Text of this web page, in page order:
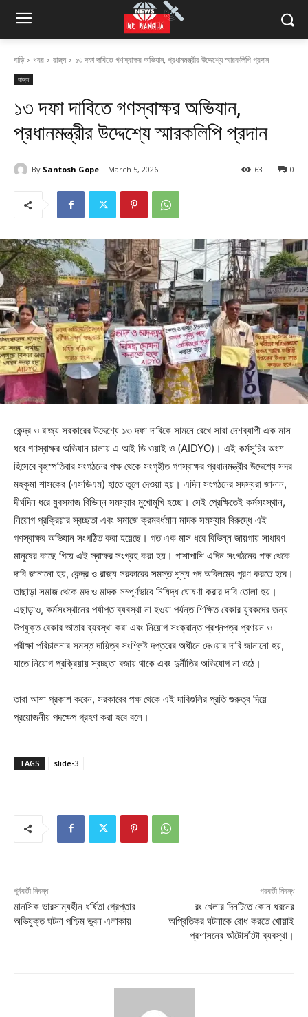
বাড়ি খবর রাজ্য ১৩ দফা দাবিতে গণস্বাক্ষর অভিযান, প্রধানমন্ত্রীর উদ্দেশ্যে স্মারকলিপি প্রদান
রাজ্য
১৩ দফা দাবিতে গণস্বাক্ষর অভিযান,
প্রধানমন্ত্রীর উদ্দেশ্যে স্মারকলিপি প্রদান
By Santosh Gope March 5, 2026 0
63
কেন্দ্র ও রাজ্য সরকারের উদ্দেশ্যে ১৩ দফা দাবিকে সামনে রেখে সারা দেশব্যাপী এক মাস
ধরে গণস্বাক্ষর অভিযান চালায় এ আই ডি ওয়াই ও (AIDYO)। এই কর্মসূচির অংশ
হিসেবে বৃহস্পতিবার সংগঠনের পক্ষ থেকে সংগৃহীত গণস্বাক্ষর প্রধানমন্ত্রীর উদ্দেশ্যে সদর
মহকুমা শাসকের (এসডিএম) হাতে তুলে দেওয়া হয়। এদিন সংগঠনের সদস্যরা জানান,
দীর্ঘদিন ধরে যুবসমাজ বিভিন্ন সমস্যার মুখোমুখি হচ্ছে। সেই প্রেক্ষিতেই কর্মসংস্থান,
নিয়োগ প্রক্রিয়ার স্বচ্ছতা এবং সমাজে ক্রমবর্ধমান মাদক সমস্যার বিরুদ্ধে এই
গণস্বাক্ষর অভিযান সংগঠিত করা হয়েছে। গত এক মাস ধরে বিভিন্ন জায়গায় সাধারণ
মানুষের কাছে গিয়ে এই স্বাক্ষর সংগ্রহ করা হয়। পাশাপাশি এদিন সংগঠনের পক্ষ থেকে
দাবি জানানো হয়, কেন্দ্র ও রাজ্য সরকারের সমস্ত শূন্য পদ অবিলম্বে পূরণ করতে হবে।
তাছাড়া সমাজ থেকে মদ ও মাদক সম্পূর্ণভাবে নিষিদ্ধ ঘোষণা করার দাবি তোলা হয়।
এছাড়াও, কর্মসংস্থানের পর্যাপ্ত ব্যবস্থা না হওয়া পর্যন্ত শিক্ষিত বেকার যুবকদের জন্য
উপযুক্ত বেকার ভাতার ব্যবস্থা করা এবং নিয়োগ সংক্রান্ত প্রশ্নপত্র প্রণয়ন ও
পরীক্ষা পরিচালনার সমস্ত দায়িত্ব সংশ্লিষ্ট দপ্তরের অধীনে দেওয়ার দাবি জানানো হয়,
যাতে নিয়োগ প্রক্রিয়ায় স্বচ্ছতা বজায় থাকে এবং দুর্নীতির অভিযোগ না ওঠে।
তারা আশা প্রকাশ করেন, সরকারের পক্ষ থেকে এই দাবিগুলির প্রতি গুরুত্ব দিয়ে
প্রয়োজনীয় পদক্ষেপ গ্রহণ করা হবে বলে।
TAGS slide-3
পূর্ববর্তী নিবন্ধ
মানসিক ভারসাম্যহীন ধর্ষিতা গ্রেপ্তার
অভিযুক্ত ঘটনা পশ্চিম ভুবন এলাকায়
পরবর্তী নিবন্ধ
রং খেলার দিনটিতে কোন ধরনের
অপ্রিতিকর ঘটনাকে রোধ করতে খোয়াই
প্রশাসনের আঁটোসাঁটো ব্যবস্থা।